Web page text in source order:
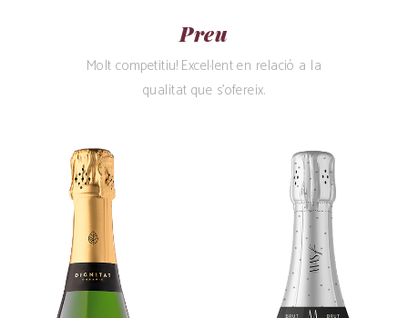
Preu
Molt competitiu! Excel·lent en relació a la
qualitat que s’ofereix.